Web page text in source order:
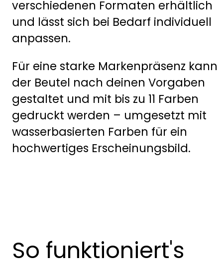
verschiedenen Formaten erhältlich
und lässt sich bei Bedarf individuell
anpassen.
Für eine starke Markenpräsenz kann
der Beutel nach deinen Vorgaben
gestaltet und mit bis zu 11 Farben
gedruckt werden – umgesetzt mit
wasserbasierten Farben für ein
hochwertiges Erscheinungsbild.
So funktioniert's